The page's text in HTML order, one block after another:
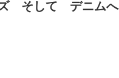
そして デニムへ